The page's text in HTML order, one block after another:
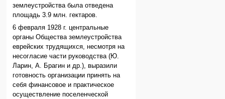
землеустройства была отведена
площадь 3.9 млн. гектаров.
6 февраля 1928 г. центральные
органы Общества землеустройства
еврейских трудящихся, несмотря на
несогласие части руководства (Ю.
Ларин, А. Брагин и др.), выразили
готовность организации принять на
себя финансовое и практическое
осуществление поселенческой